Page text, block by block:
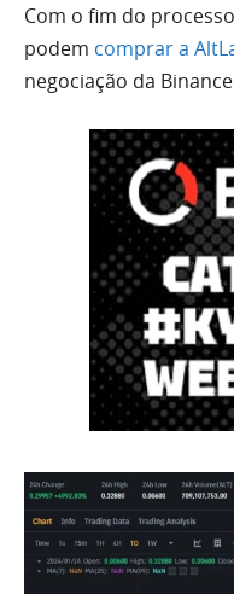
Com o fim do
podem comprar a
negociação da